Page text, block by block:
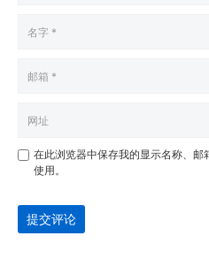
在此浏览器中保存我的显示名称、
使用。
提交评论